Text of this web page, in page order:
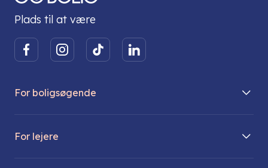
Plads til at være
For boligsøgende
For lejere